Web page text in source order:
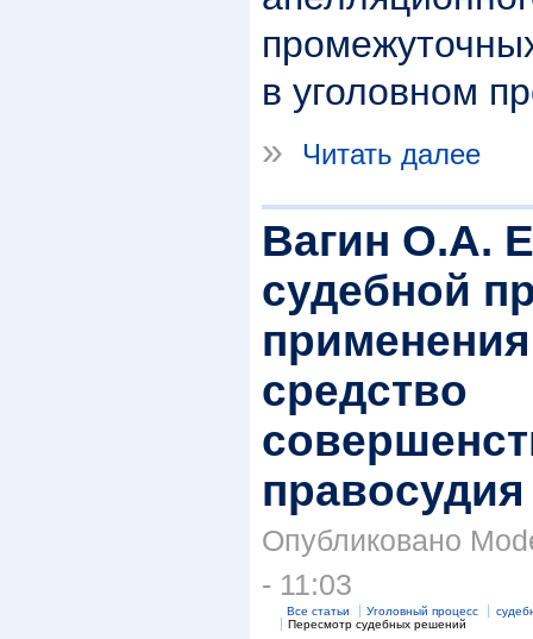
в уголовном
»
Читать далее
Вагин О.А.
судебной
средство
правосудия
Опубликовано
- 11:03
Все статьи Уголовный процесс
Пересмотр судебных решений